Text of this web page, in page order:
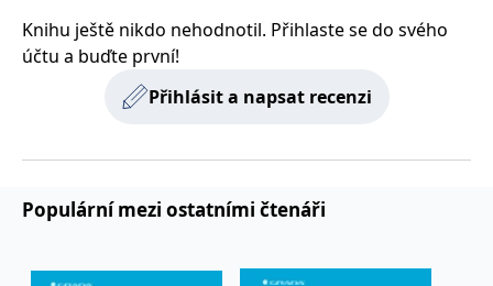
Knihu ještě nikdo nehodnotil. Přihlaste se do svého
účtu a buďte první!
Přihlásit a napsat recenzi
Populární mezi ostatními čtenáři